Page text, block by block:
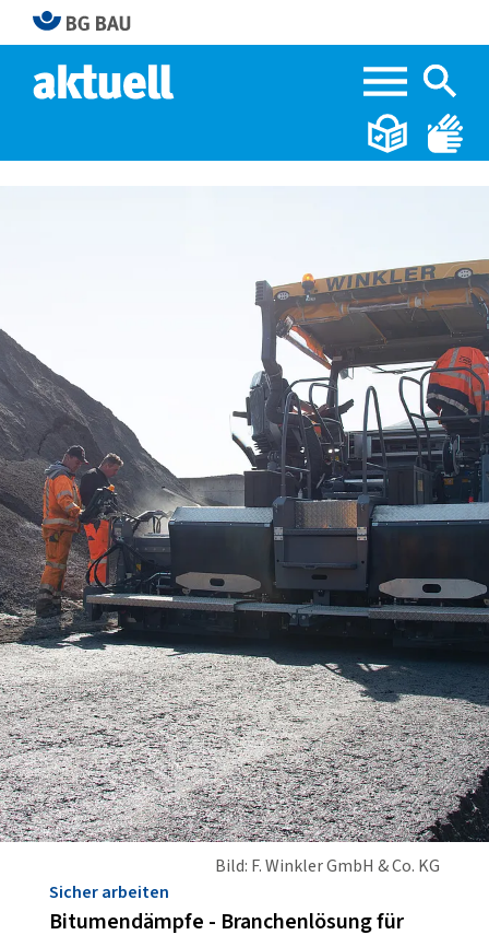
Bild: F. Winkler GmbH & Co. KG
Sicher arbeiten
Bitumendämpfe - Branchenlösung für